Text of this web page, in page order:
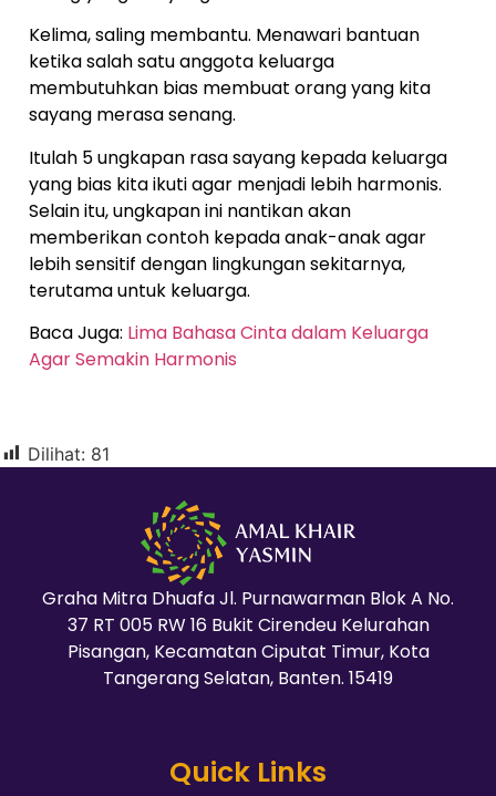
Kelima, saling membantu. Menawari bantuan
ketika salah satu anggota keluarga
membutuhkan bias membuat orang yang kita
sayang merasa senang.
Itulah 5 ungkapan rasa sayang kepada keluarga
yang bias kita ikuti agar menjadi lebih harmonis.
Selain itu, ungkapan ini nantikan akan
memberikan contoh kepada anak-anak agar
lebih sensitif dengan lingkungan sekitarnya,
terutama untuk keluarga.
Baca Juga: Lima Bahasa Cinta dalam Keluarga
Agar Semakin Harmonis
Dilihat: 81
Graha Mitra Dhuafa Jl. Purnawarman Blok A No.
37 RT 005 RW 16 Bukit Cirendeu Kelurahan
Pisangan, Kecamatan Ciputat Timur, Kota
Tangerang Selatan, Banten. 15419
Quick Links